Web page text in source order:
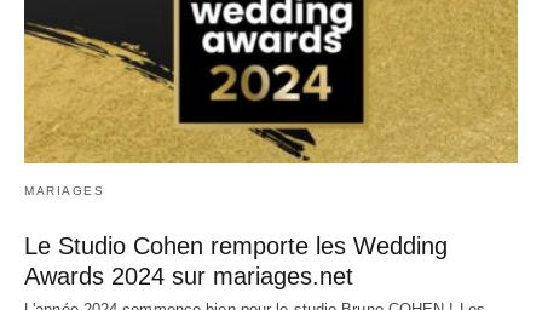
MARIAGES
Le Studio Cohen remporte les Wedding
Awards 2024 sur mariages.net